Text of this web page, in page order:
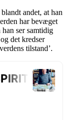
andet, at han
har bevæget
ser samtidig
det kredser
tilstand’.